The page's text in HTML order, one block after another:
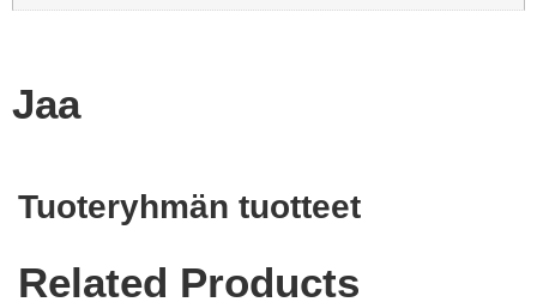
Jaa
Tuoteryhmän tuotteet
Related Products